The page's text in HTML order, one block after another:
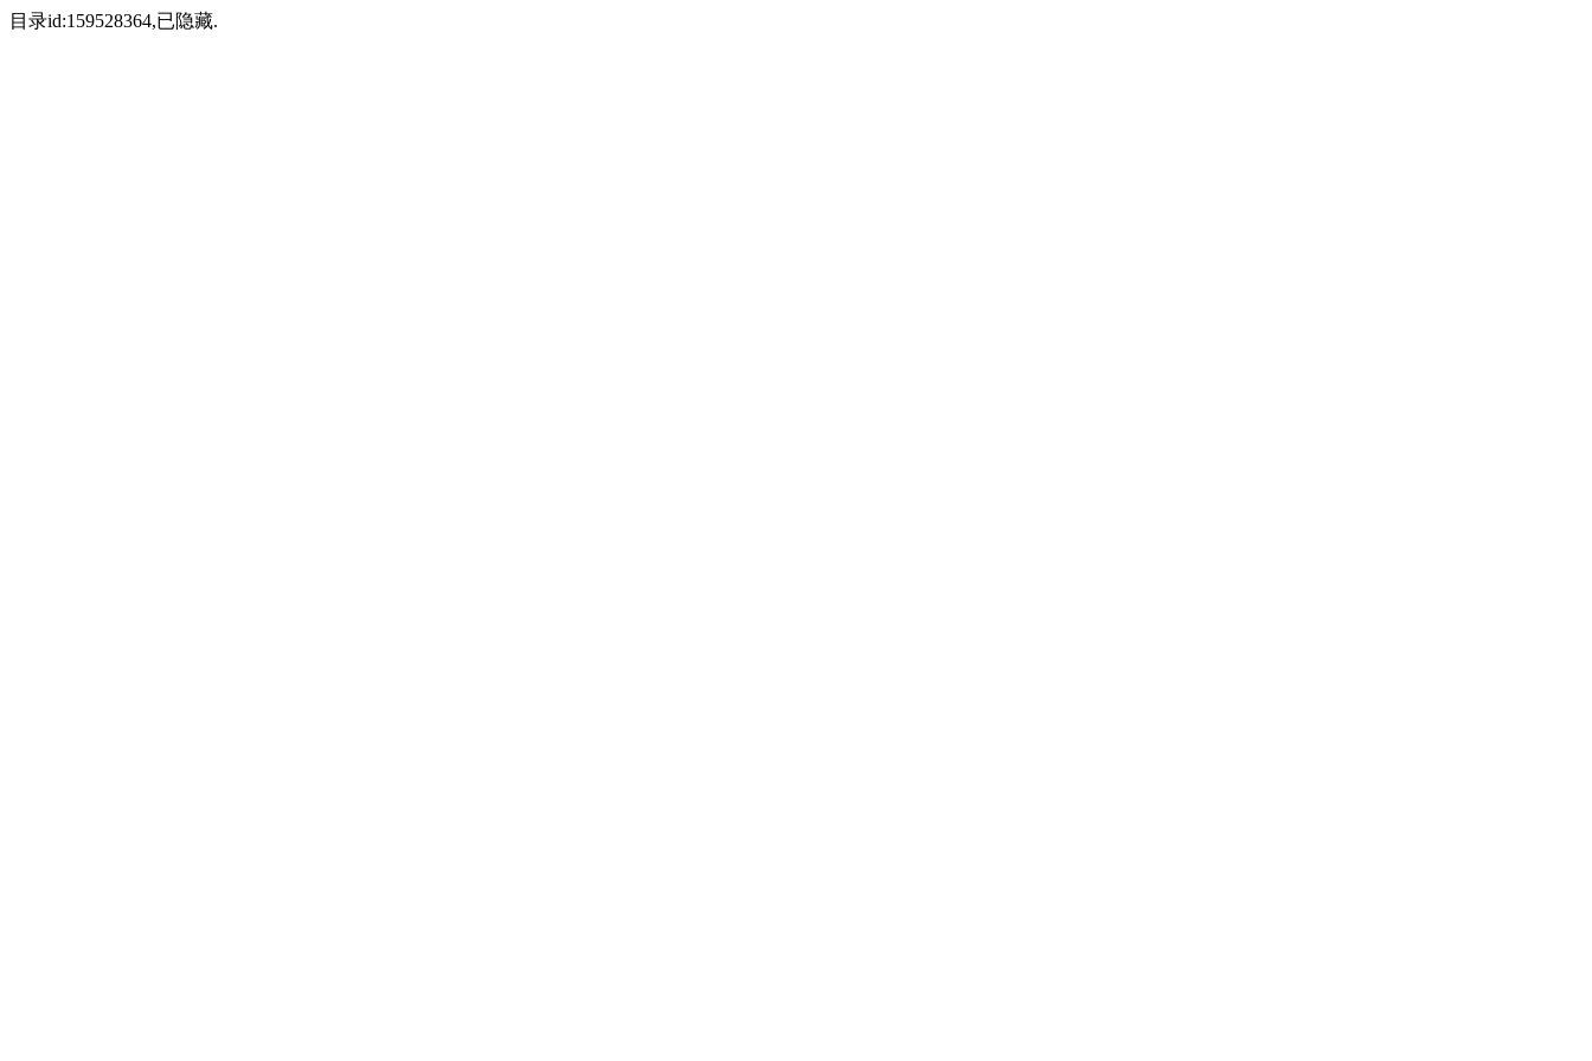
目录id:159528364,已隐藏.